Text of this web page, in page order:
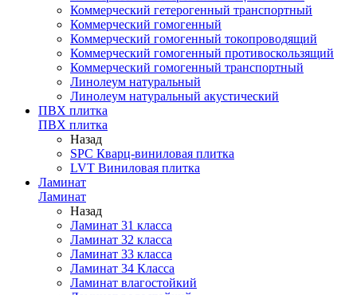
Коммерческий гетерогенный транспортный
Коммерческий гомогенный
Коммерческий гомогенный токопроводящий
Коммерческий гомогенный противоскользящий
Коммерческий гомогенный транспортный
Линолеум натуральный
Линолеум натуральный акустический
ПВХ плитка
ПВХ плитка
Назад
SPC Кварц-виниловая плитка
LVT Виниловая плитка
Ламинат
Ламинат
Назад
Ламинат 31 класса
Ламинат 32 класса
Ламинат 33 класса
Ламинат 34 Класса
Ламинат влагостойкий